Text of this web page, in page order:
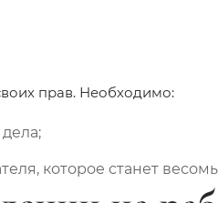
прав. Необходимо:
которое станет